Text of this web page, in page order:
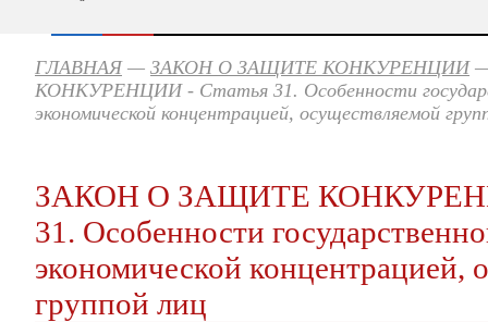
ГЛАВНАЯ— ЗАКОН О ЗАЩИТЕ КОНКУРЕНЦИИ—
КОНКУРЕНЦИИ - Статья 31. Особенности
экономической концентрацией, осуществляемой
ЗАКОН О ЗАЩИТЕ
31. Особенности
экономической концентрацией,
группой лиц